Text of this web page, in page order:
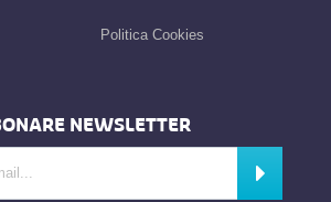
Politica Cookies
NEWSLETTER